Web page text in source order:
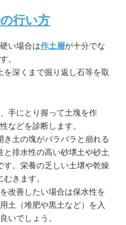
行い方
い場合は作土層が十分でな
。
を深くまで掘り返し石等を取
手にとり握って土塊を作
などを診断します。
き土の塊がバラバラと崩れる
と排水性の高い砂壌土や砂土
す。栄養の乏しい土壌や乾燥
むきます。
改善したい場合は保水性を
土（堆肥や黒土など）を入
いでしょう。